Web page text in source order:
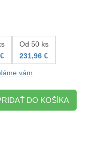
Od 50 ks
231,96 €
vám
DO KOŠÍKA